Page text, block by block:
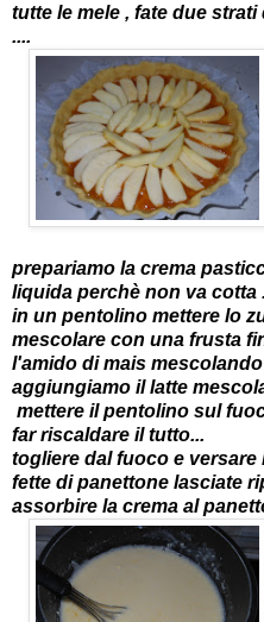
tutte le mele , fate due
....
prepariamo la crema
liquida perchè non va cotta
in un pentolino mettere lo
mescolare con una frusta
l'amido di mais
aggiungiamo il latte
mettere il pentolino sul
far riscaldare il tutto...
togliere dal fuoco e
fette di panettone lasciate
assorbire la crema al